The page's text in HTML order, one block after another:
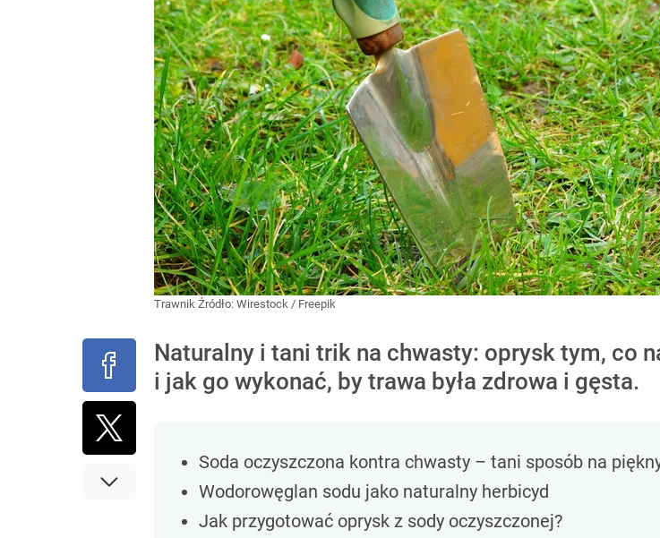
Trawnik Źródło: Wirestock / Freepik
Naturalny i tani trik na chwasty: oprysk tym, co
i jak go wykonać, by trawa była zdrowa i gęsta.
Soda oczyszczona kontra chwasty – tani sposób na
Wodorowęglan sodu jako naturalny herbicyd
Jak przygotować oprysk z sody oczyszczonej?